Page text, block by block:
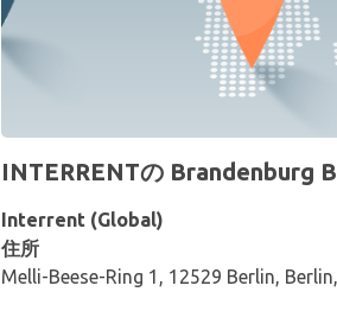
INTERRENTの Brandenburg
Interrent (Global)
住所
Melli-Beese-Ring 1, 12529 Berlin,